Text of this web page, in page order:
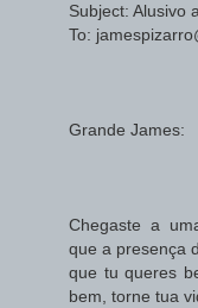
Subject: Alusivo
To:
Grande James:
Chegaste a
que a presença
que tu queres
bem, torne tua